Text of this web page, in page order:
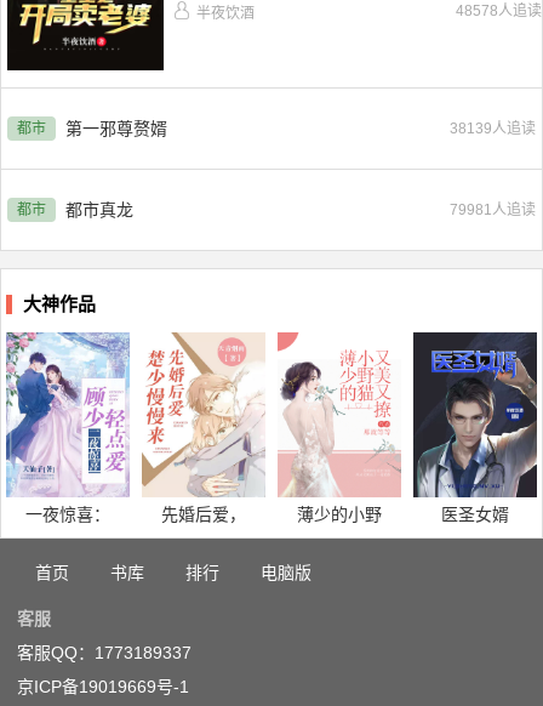
半夜饮酒
48578人追读
都市 第一邪尊赘婿 38139人追读
都市 都市真龙 79981人追读
大神作品
一夜惊喜： 先婚后爱， 薄少的小野 医圣女婿
首页 书库 排行 电脑版
客服
客服QQ：1773189337
京ICP备19019669号-1